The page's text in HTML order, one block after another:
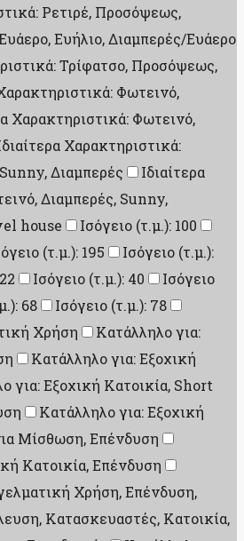
Ρετιρέ, Προσόψεως,
Ευήλιο, Διαμπερές/Ευάερο
Τρίφατσο, Προσόψεως,
Φωτεινό,
Χαρακτηριστικά: Φωτεινό,
Χαρακτηριστικά:
Διαμπερές
Ιδιαίτερα
Διαμπερές, Sunny,
house
Ισόγειο (τ.μ.): 100
(τ.μ.): 195
Ισόγειο (τ.μ.):
Ισόγειο (τ.μ.): 40
Ισόγειο
68
Ισόγειο (τ.μ.): 78
Χρήση
Κατάλληλο για:
Κατάλληλο για: Εξοχική
για: Εξοχική Κατοικία, Short
Κατάλληλο για: Εξοχική
Μίσθωση, Επένδυση
Κατοικία, Επένδυση
Χρήση, Επένδυση,
Κατασκευαστές, Κατοικία,